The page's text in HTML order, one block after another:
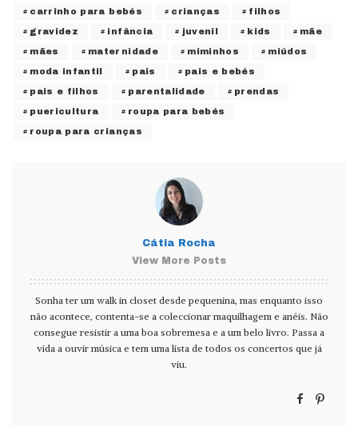
carrinho para bebés crianças filhos
gravidez infância juvenil kids mãe
mães maternidade miminhos miúdos
moda infantil pais pais e bebés
pais e filhos parentalidade prendas
puericultura roupa para bebés
roupa para crianças
Cátia Rocha
View More Posts
Sonha ter um walk in closet desde pequenina, mas enquanto isso
não acontece, contenta-se a coleccionar maquilhagem e anéis. Não
consegue resistir a uma boa sobremesa e a um belo livro. Passa a
vida a ouvir música e tem uma lista de todos os concertos que já
viu.